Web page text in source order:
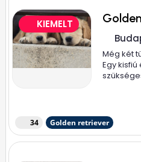
KIEMELT
Még két
Egy
34 Golden retriever